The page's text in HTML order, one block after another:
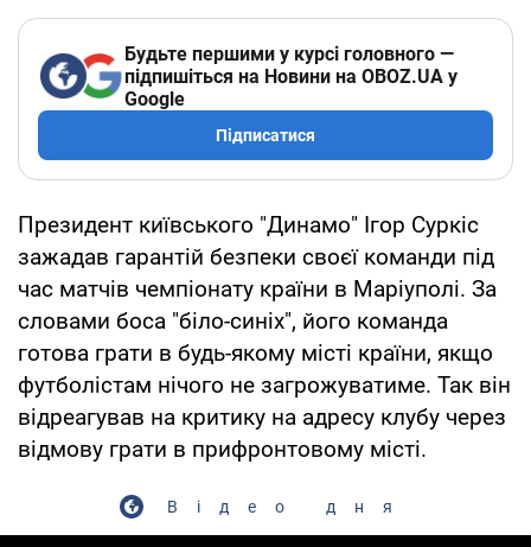
Будьте першими у курсі головного —
підпишіться на Новини на OBOZ.UA у
Google
Підписатися
Президент київського "Динамо" Ігор Суркіс
зажадав гарантій безпеки своєї команди під
час матчів чемпіонату країни в Маріуполі. За
словами боса "біло-синіх", його команда
готова грати в будь-якому місті країни, якщо
футболістам нічого не загрожуватиме. Так він
відреагував на критику на адресу клубу через
відмову грати в прифронтовому місті.
Відео дня